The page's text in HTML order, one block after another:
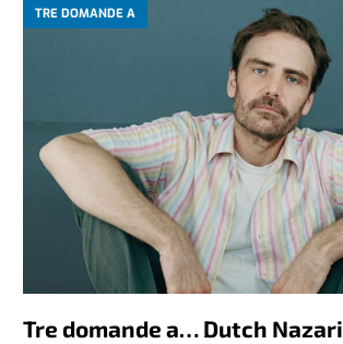
TRE DOMANDE A
Tre domande a… Dutch Nazari